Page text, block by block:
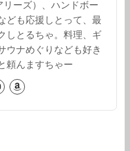
リーズ）、ハンドボー
ども応援しとって、最
しとるちゃ。料理、ギ
ウナめぐりなども好き
頼んますちゃー